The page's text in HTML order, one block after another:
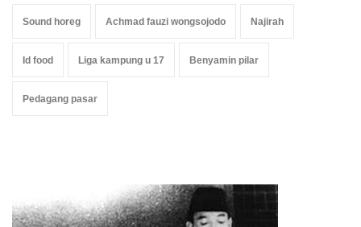
Sound horeg Achmad fauzi wongsojodo Najirah
Id food Liga kampung u 17 Benyamin pilar
Pedagang pasar